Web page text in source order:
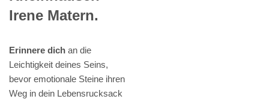
Irene Matern.
Erinnere dich an die
Leichtigkeit deines Seins,
bevor emotionale Steine ihren
Weg in dein Lebensrucksack